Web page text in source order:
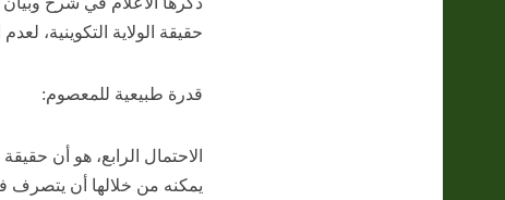
حقيقة الولاية التكوينية،
قدرة طبيعية للمعصوم:
الاحتمال الرابع، هو أن
يمكنه من خلالها أن يتصرف